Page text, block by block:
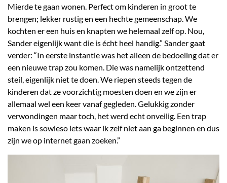
Mierde te gaan wonen. Perfect om kinderen in groot te
brengen; lekker rustig en een hechte gemeenschap. We
kochten er een huis en knapten we helemaal zelf op. Nou,
Sander eigenlijk want die is écht heel handig.” Sander gaat
verder: “In eerste instantie was het alleen de bedoeling dat er
een nieuwe trap zou komen. Die was namelijk ontzettend
steil, eigenlijk niet te doen. We riepen steeds tegen de
kinderen dat ze voorzichtig moesten doen en we zijn er
allemaal wel een keer vanaf gegleden. Gelukkig zonder
verwondingen maar toch, het werd echt onveilig. Een trap
maken is sowieso iets waar ik zelf niet aan ga beginnen en dus
zijn we op internet gaan zoeken.”